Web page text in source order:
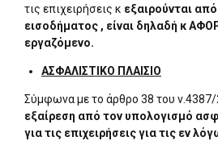
τις επιχειρήσεις κ εξαιρούνται
εισοδήματος , είναι δηλαδή κ
εργαζόμενο.
ΑΣΦΑΛΙΣΤΙΚΟ ΠΛΑΙΣΙΟ
Σύμφωνα με το άρθρο 38 του ν.4387/
εξαίρεση από τον υπολογισμό
για τις επιχειρήσεις για τις εν